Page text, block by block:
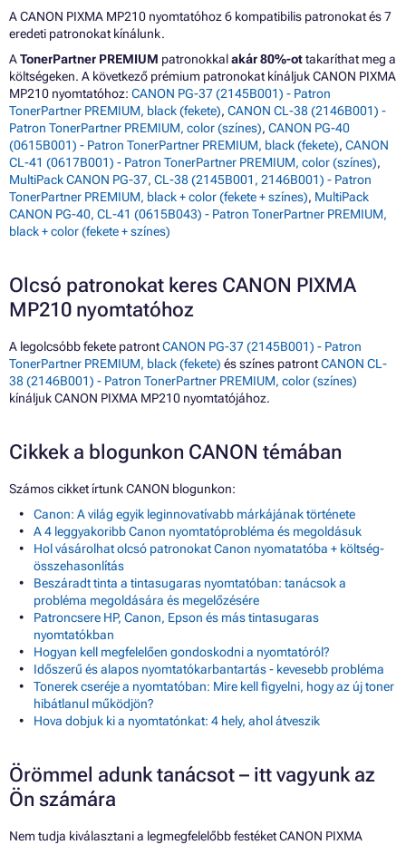
A CANON PIXMA MP210 nyomtatóhoz 6 kompatibilis patronokat és 7
eredeti patronokat kínálunk.
ATonerPartner PREMIUM patronokkalakár 80%-ottakaríthat meg a
költségeken. A következő prémium patronokat kínáljuk CANON PIXMA
MP210 nyomtatóhoz: CANON PG-37 (2145B001) - Patron
TonerPartner PREMIUM, black (fekete), CANON CL-38 (2146B001) -
Patron TonerPartner PREMIUM, color (színes), CANON PG-40
(0615B001) - Patron TonerPartner PREMIUM, black (fekete), CANON
CL-41 (0617B001) - Patron TonerPartner PREMIUM, color (színes),
MultiPack CANON PG-37, CL-38 (2145B001, 2146B001) - Patron
TonerPartner PREMIUM, black + color (fekete + színes), MultiPack
CANON PG-40, CL-41 (0615B043) - Patron TonerPartner PREMIUM,
black + color (fekete + színes)
Olcsó patronokat keres CANON PIXMA
MP210 nyomtatóhoz
A legolcsóbb fekete patrontCANON PG-37 (2145B001) - Patron
TonerPartner PREMIUM, black (fekete) és színes patrontCANON CL-
38 (2146B001) - Patron TonerPartner PREMIUM, color (színes)
kínáljuk CANON PIXMA MP210 nyomtatójához.
Cikkek a blogunkon CANON témában
Számos cikket írtunk CANON blogunkon:
Canon: A világ egyik leginnovatívabb márkájának története
A 4 leggyakoribb Canon nyomtatóprobléma és megoldásuk
Hol vásárolhat olcsó patronokat Canon nyomatatóba + költség-
összehasonlítás
Beszáradt tinta a tintasugaras nyomtatóban: tanácsok a
probléma megoldására és megelőzésére
Patroncsere HP, Canon, Epson és más tintasugaras
nyomtatókban
Hogyan kell megfelelően gondoskodni a nyomtatóról?
Időszerű és alapos nyomtatókarbantartás - kevesebb probléma
Tonerek cseréje a nyomtatóban: Mire kell figyelni, hogy az új toner
hibátlanul működjön?
Hova dobjuk ki a nyomtatónkat: 4 hely, ahol átveszik
Örömmel adunk tanácsot – itt vagyunk az
Ön számára
Nem tudja kiválasztani a legmegfelelőbb festéket CANON PIXMA